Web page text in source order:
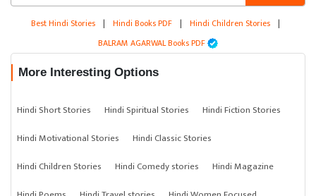
Best Hindi Stories | Hindi Books PDF | Hindi Children Stories |
BALRAM AGARWAL Books PDF
More Interesting Options
Hindi Short Stories Hindi Spiritual Stories
Hindi Fiction Stories
Hindi Motivational Stories
Hindi Classic Stories
Hindi Children Stories
Hindi Comedy stories
Hindi Magazine